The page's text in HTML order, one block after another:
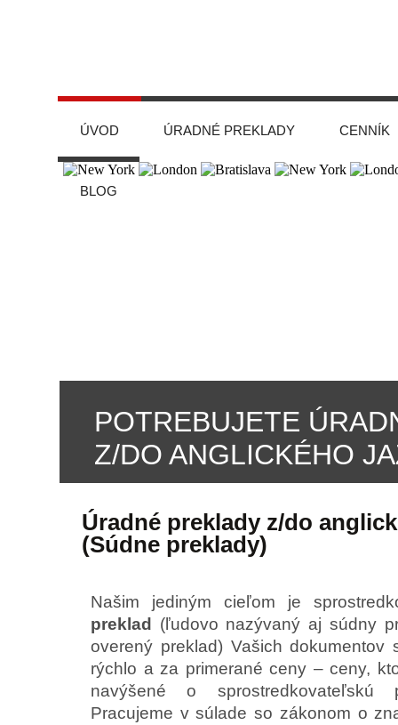
ÚVOD ÚRADNÉ PREKLADY CENNÍK
BLOG
POTREBUJETE
Z/DO ANGLICKÉHO
Úradné preklady z/do
(Súdne preklady)
Našim jediným cieľom je
preklad
(ľudovo nazývaný aj súdny
overený preklad) Vašich dokumentov
rýchlo a za primerané ceny – ceny,
navýšené o
Pracujeme v súlade so zákonom o